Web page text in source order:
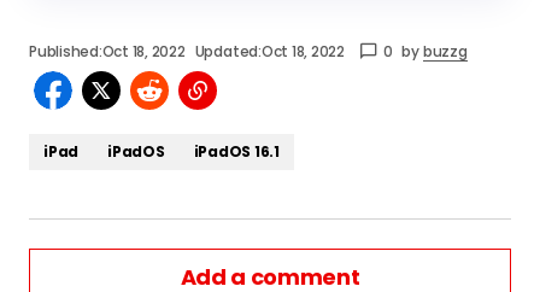
Published:Oct 18, 2022 Updated:Oct 18, 2022 0 bybuzzg
iPad iPadOS iPadOS 16.1
Add a comment